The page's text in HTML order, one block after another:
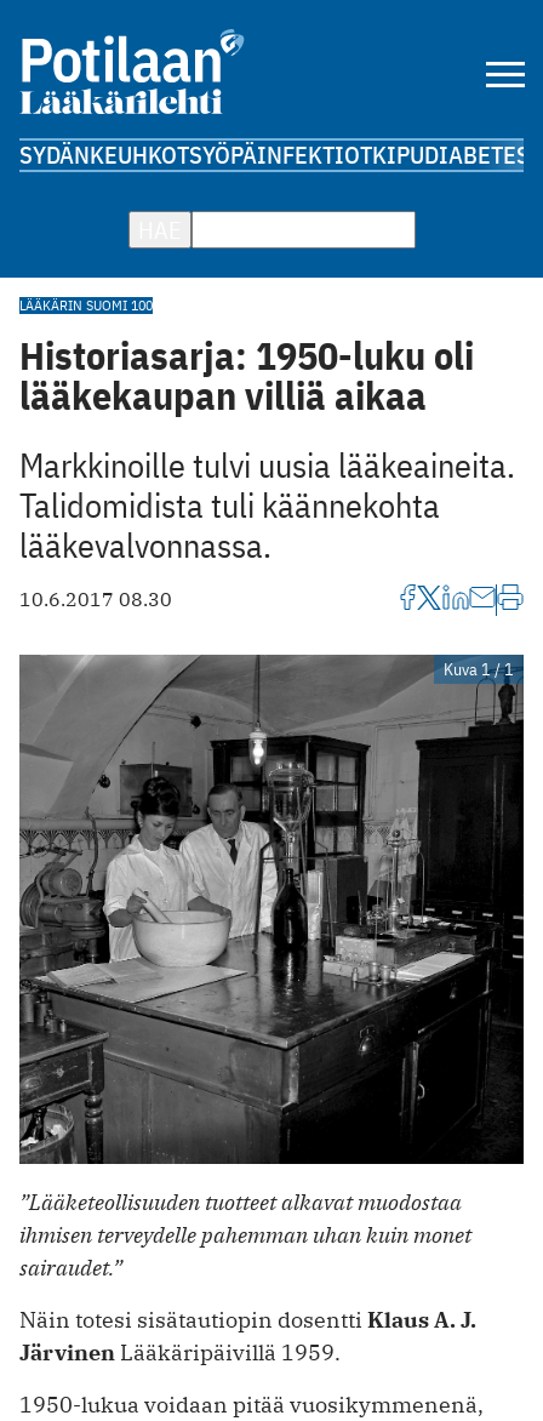
SYDÄNKEUHKOTSYÖPÄINFEKTIOTKIPUDIABETES
LÄÄKÄRIN SUOMI 100
Historiasarja: 1950-luku oli
lääkekaupan villiä aikaa
Markkinoille tulvi uusia lääkeaineita.
Talidomidista tuli käännekohta
lääkevalvonnassa.
10.6.2017 08.30
Kuva 1 / 1
”Lääketeollisuuden tuotteet alkavat muodostaa
ihmisen terveydelle pahemman uhan kuin monet
sairaudet.”
Näin totesi sisätautiopin dosentti Klaus A. J.
Järvinen Lääkäripäivillä 1959.
1950-lukua voidaan pitää vuosikymmenenä,